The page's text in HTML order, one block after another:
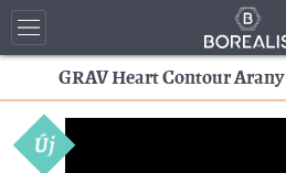
GRAV Heart Contour
Új